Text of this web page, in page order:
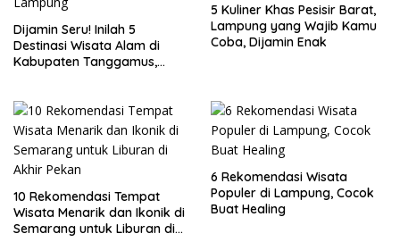
Dijamin Seru! Inilah 5
Destinasi Wisata Alam di
Kabupaten Tanggamus,
5 Kuliner Khas Pesisir Barat,
Lampung yang Wajib Kamu
Coba, Dijamin Enak
10 Rekomendasi Tempat
Wisata Menarik dan Ikonik di
Semarang untuk Liburan di
6 Rekomendasi Wisata
Populer di Lampung, Cocok
Buat Healing